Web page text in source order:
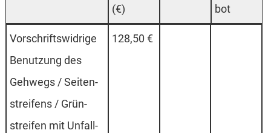
(€)
bot
Vor­schrifts­wi­dri­ge
Be­nut­zung des
Geh­wegs / Sei­ten­
strei­fens / Grün­
strei­fen mit Un­fall­
128,50 €